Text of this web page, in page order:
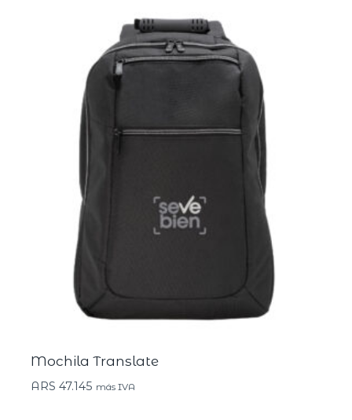
Mochila Translate
ARS 47.145 más IVA